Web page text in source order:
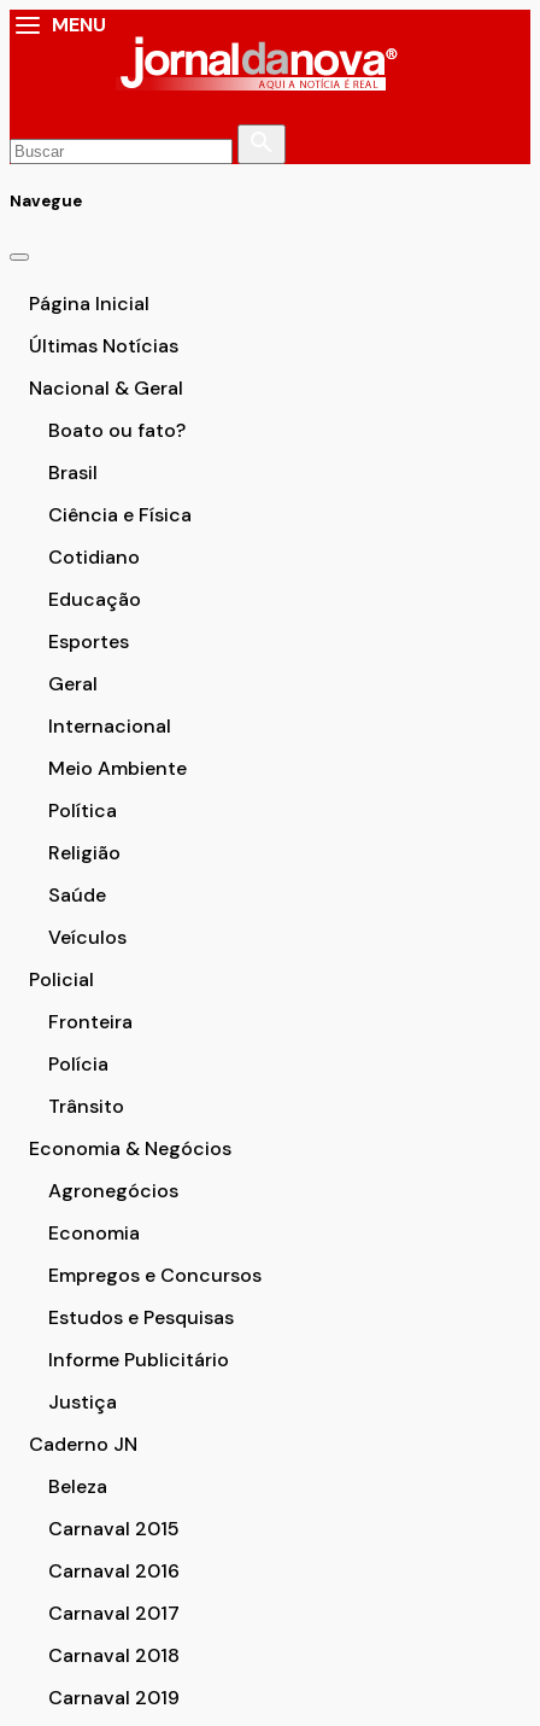
MENU
Navegue
Página Inicial
Últimas Notícias
Nacional & Geral
Boato ou fato?
Brasil
Ciência e Física
Cotidiano
Educação
Esportes
Geral
Internacional
Meio Ambiente
Política
Religião
Saúde
Veículos
Policial
Fronteira
Polícia
Trânsito
Economia & Negócios
Agronegócios
Economia
Empregos e Concursos
Estudos e Pesquisas
Informe Publicitário
Justiça
Caderno JN
Beleza
Carnaval 2015
Carnaval 2016
Carnaval 2017
Carnaval 2018
Carnaval 2019